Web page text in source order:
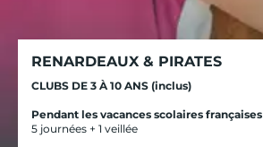
RENARDEAUX & PIRATES
CLUBS DE 3 À 10 ANS (inclus)
Pendant les vacances scolaires françaises
5 journées + 1 veillée